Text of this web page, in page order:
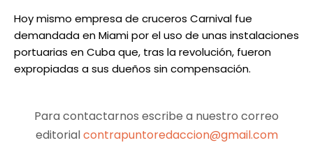
Hoy mismo empresa de cruceros Carnival fue
demandada en Miami por el uso de unas instalaciones
portuarias en Cuba que, tras la revolución, fueron
expropiadas a sus dueños sin compensación.
Para contactarnos escribe a nuestro correo
editorialcontrapuntoredaccion@gmail.com